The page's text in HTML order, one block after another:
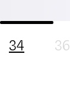
34 36